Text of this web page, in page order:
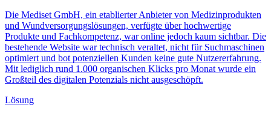
Die Mediset GmbH, ein etablierter Anbieter von Medizinprodukten
und Wundversorgungslösungen, verfügte über hochwertige
Produkte und Fachkompetenz, war online jedoch kaum sichtbar. Die
bestehende Website war technisch veraltet, nicht für Suchmaschinen
optimiert und bot potenziellen Kunden keine gute Nutzererfahrung.
Mit lediglich rund 1.000 organischen Klicks pro Monat wurde ein
Großteil des digitalen Potenzials nicht ausgeschöpft.
Lösung